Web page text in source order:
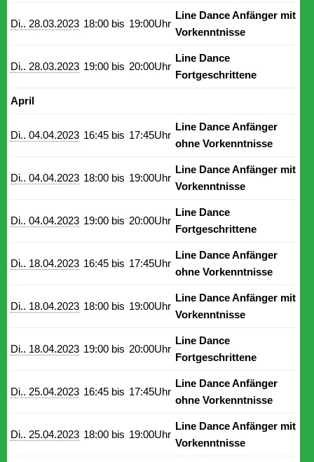
Di.. 28.03.2023 18:00 bis 19:00Uhr
Line Dance Anfänger mit
Vorkenntnisse
Di.. 28.03.2023 19:00 bis 20:00Uhr
Line Dance
Fortgeschrittene
April
Di.. 04.04.2023 16:45 bis 17:45Uhr
Line Dance Anfänger
ohne Vorkenntnisse
Di.. 04.04.2023 18:00 bis 19:00Uhr
Line Dance Anfänger mit
Vorkenntnisse
Di.. 04.04.2023 19:00 bis 20:00Uhr
Line Dance
Fortgeschrittene
Di.. 18.04.2023 16:45 bis 17:45Uhr
Line Dance Anfänger
ohne Vorkenntnisse
Di.. 18.04.2023 18:00 bis 19:00Uhr
Line Dance Anfänger mit
Vorkenntnisse
Di.. 18.04.2023 19:00 bis 20:00Uhr
Line Dance
Fortgeschrittene
Di.. 25.04.2023 16:45 bis 17:45Uhr
Line Dance Anfänger
ohne Vorkenntnisse
Di.. 25.04.2023 18:00 bis 19:00Uhr
Line Dance Anfänger mit
Vorkenntnisse